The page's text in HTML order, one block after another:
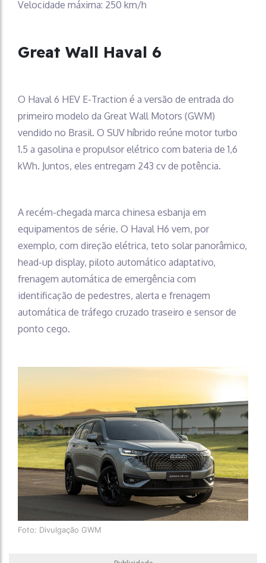
Velocidade máxima: 250 km/h
Great Wall Haval 6
O Haval 6 HEV E-Traction é a versão de entrada do
primeiro modelo da Great Wall Motors (GWM)
vendido no Brasil. O SUV híbrido reúne motor turbo
1.5 a gasolina e propulsor elétrico com bateria de 1,6
kWh. Juntos, eles entregam 243 cv de potência.
A recém-chegada marca chinesa esbanja em
equipamentos de série. O Haval H6 vem, por
exemplo, com direção elétrica, teto solar panorâmico,
head-up display, piloto automático adaptativo,
frenagem automática de emergência com
identificação de pedestres, alerta e frenagem
automática de tráfego cruzado traseiro e sensor de
ponto cego.
Foto: Divulgação GWM